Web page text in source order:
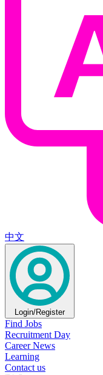
中文
Login/Register
Find Jobs
Recruitment Day
Career News
Learning
Contact us